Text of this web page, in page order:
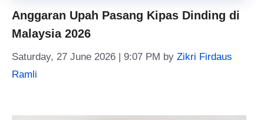
Anggaran Upah Pasang Kipas Dinding di
Malaysia 2026
Saturday, 27 June 2026 | 9:07 PM by Zikri Firdaus
Ramli